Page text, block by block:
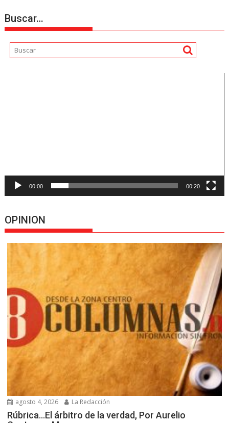
Buscar…
00:00 00:20
OPINION
agosto 4, 2026 La Redacción
Rúbrica…El árbitro de la verdad, Por Aurelio